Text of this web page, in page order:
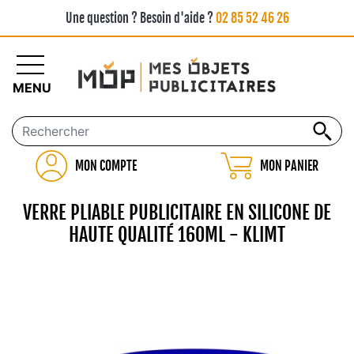
Une question ? Besoin d'aide ?02 85 52 46 26
MON COMPTE MON PANIER
MENU
VERRE PLIABLE PUBLICITAIRE EN SILICONE DE
HAUTE QUALITÉ 160ML - KLIMT